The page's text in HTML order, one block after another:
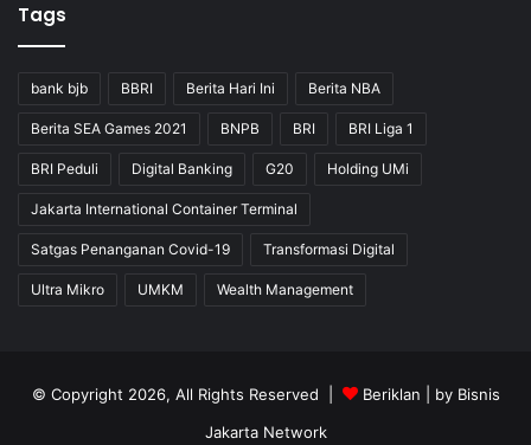
Tags
bank bjb BBRI Berita Hari Ini Berita NBA
Berita SEA Games 2021 BNPB BRI BRI Liga 1
BRI Peduli Digital Banking G20 Holding UMi
Jakarta International Container Terminal
Satgas Penanganan Covid-19 Transformasi Digital
Ultra Mikro UMKM Wealth Management
© Copyright 2026, All Rights Reserved | Beriklan | by Bisnis
Jakarta Network